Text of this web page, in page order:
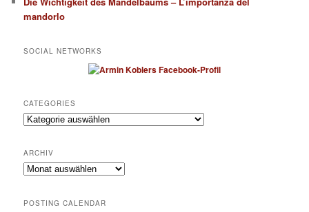
mandorlo
SOCIAL NETWORKS
CATEGORIES
Categories
ARCHIV
Archiv
POSTING CALENDAR